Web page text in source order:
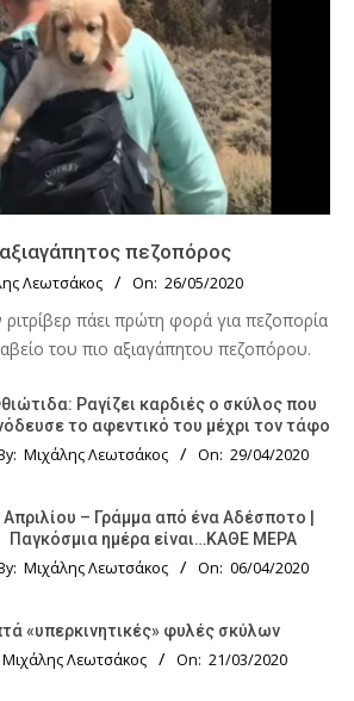
πεζοπόρος
Λεωτσάκος On: 26/05/2020
πάει πρώτη φορά για πεζοπορία
του πιο αξιαγάπητου πεζοπόρου.
Ραγίζει καρδιές ο σκύλος που
το αφεντικό του μέχρι τον τάφο
Μιχάλης Λεωτσάκος On: 29/04/2020
Απριλίου – Γράμμα από ένα Αδέσποτο |
Παγκόσμια ημέρα είναι…ΚΑΘΕ ΜΕΡΑ
Μιχάλης Λεωτσάκος On: 06/04/2020
«υπερκινητικές» φυλές σκύλων
Μιχάλης Λεωτσάκος On: 21/03/2020